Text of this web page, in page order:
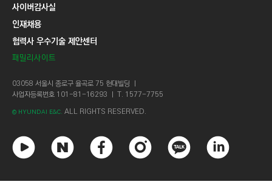
사이버감사실
인재채용
협력사 우수기술 제안센터
패밀리사이트
03058 서울시 종로구 율곡로 75 현대빌딩 ㅣ
사업자등록번호 101-81-16293 ㅣ T. 1577-7755
© HYUNDAI E&C. ALL RIGHTS RESERVED.
튜
이
이
스
카
크